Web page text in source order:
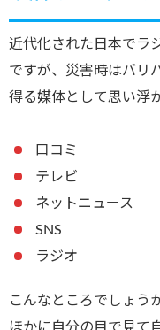
近代化された日本でラ
ですが、災害時はバリ
得る媒体として思い浮
口コミ
テレビ
ネットニュース
SNS
ラジオ
こんなところでしょう